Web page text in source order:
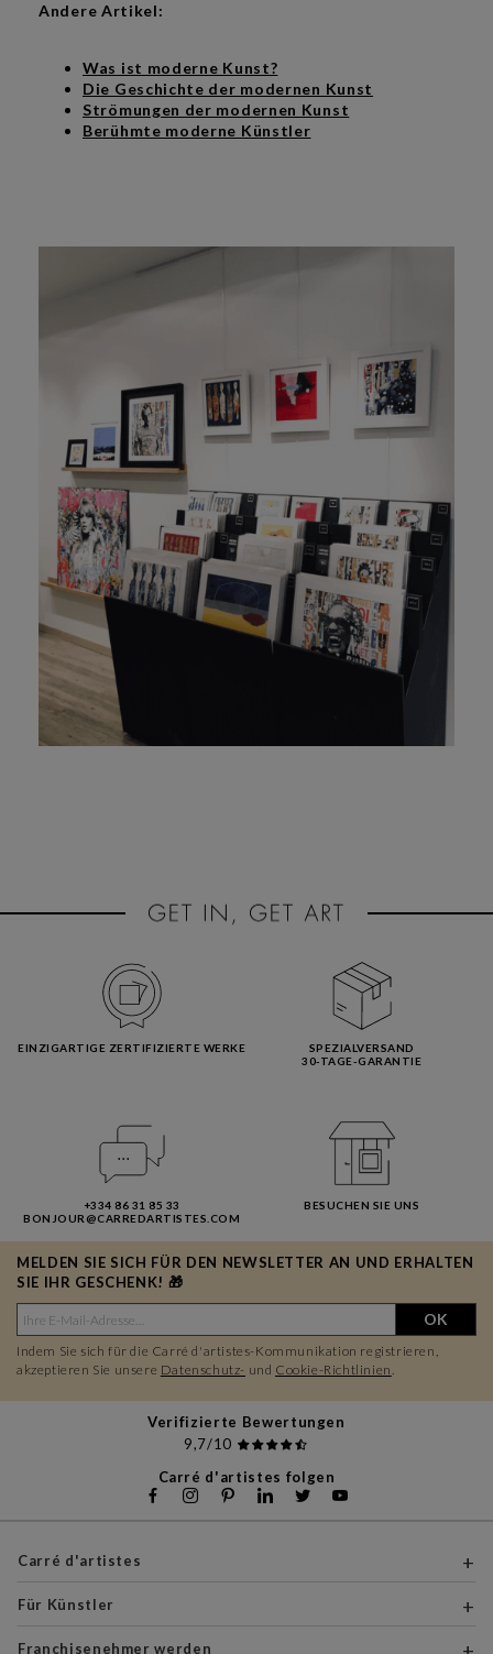
Andere Artikel:
Was ist moderne Kunst?
Die Geschichte der modernen Kunst
Strömungen der modernen Kunst
Berühmte moderne Künstler
EINZIGARTIGE ZERTIFIZIERTE WERKE
SPEZIALVERSAND
30-TAGE-GARANTIE
+334 86 31 85 33
BONJOUR@CARREDARTISTES.COM
BESUCHEN SIE UNS
MELDEN SIE SICH FÜR DEN NEWSLETTER AN UND ERHALTEN
SIE IHR GESCHENK! 🎁
OK
Indem Sie sich für die Carré d'artistes-Kommunikation registrieren,
akzeptieren Sie unsere Datenschutz- und Cookie-Richtlinien.
Verifizierte Bewertungen
9,7/10
Carré d'artistes folgen
Carré d'artistes
Für Künstler
Franchisenehmer werden